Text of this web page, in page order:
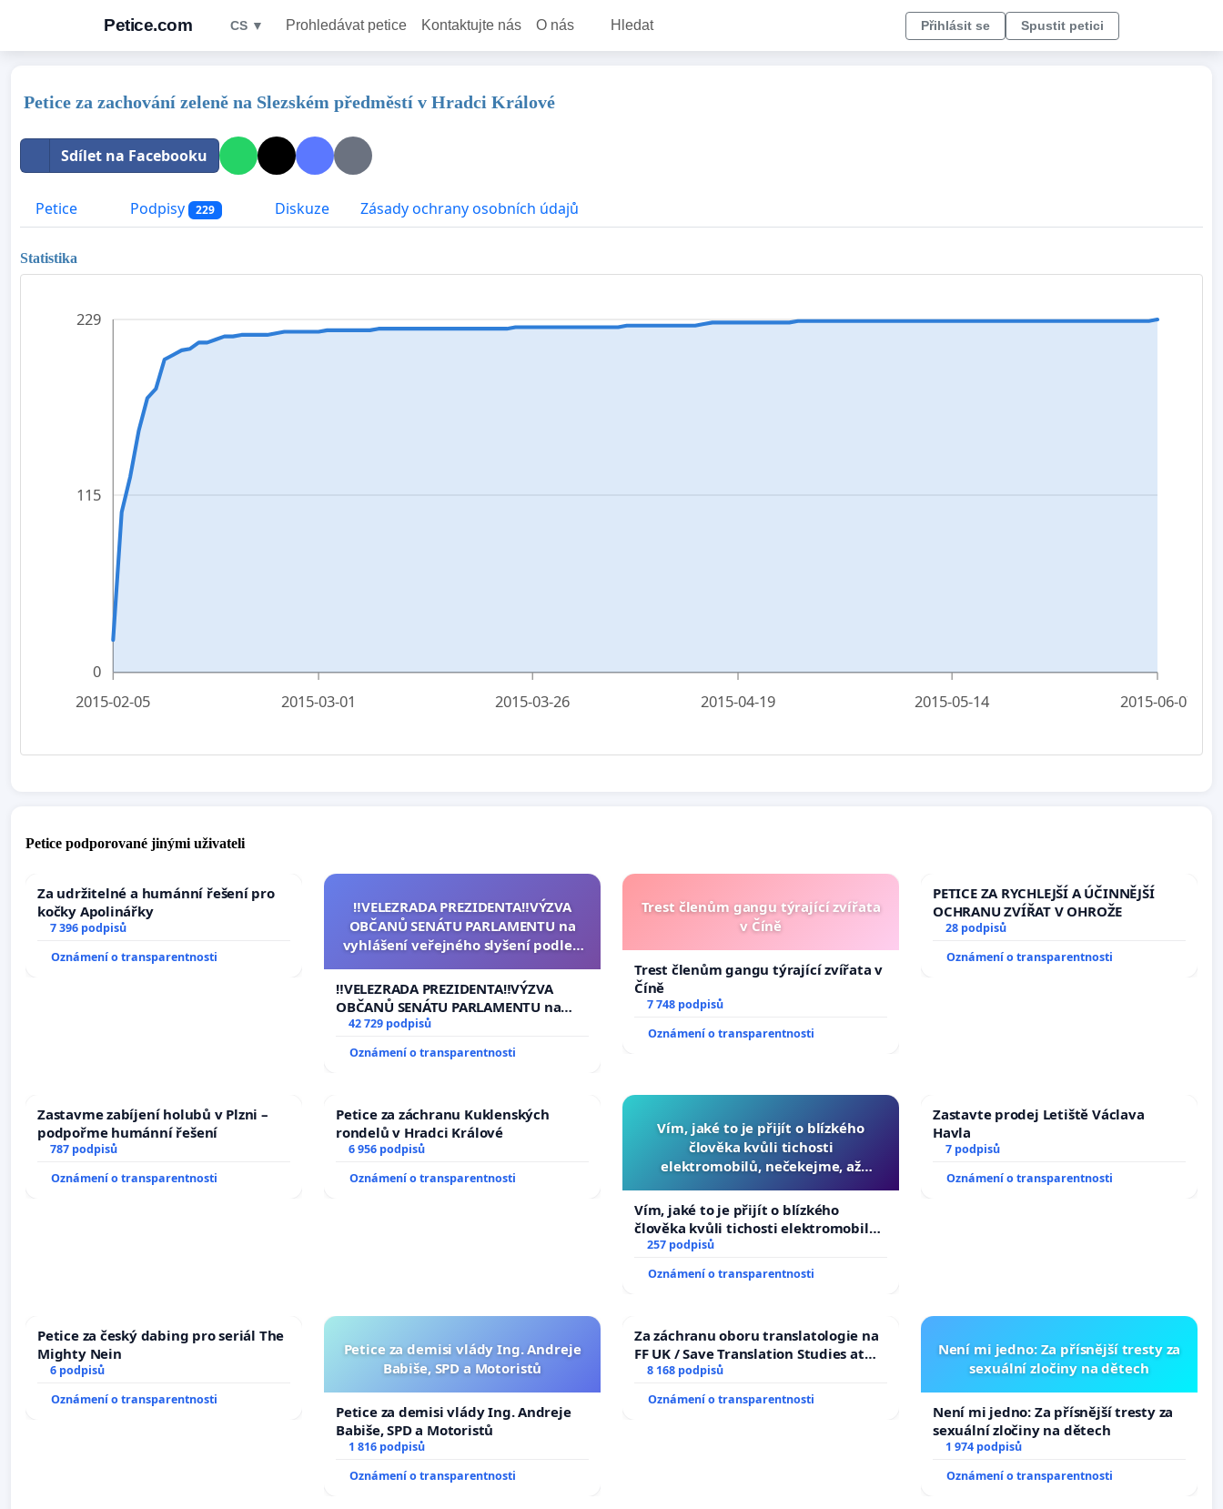
Petice.com CS ▼ Prohledávat petice Kontaktujte nás O nás Hledat Přihlásit se Spustit petici
Petice za zachování zeleně na Slezském předměstí v Hradci Králové
Sdílet na Facebooku
Petice Podpisy 229 Diskuze Zásady ochrany osobních údajů
Statistika
0
115
229
2015-02-05 2015-03-01 2015-03-26 2015-04-19 2015-05-14 2015-06-07
Petice podporované jinými uživateli
Za udržitelné a humánní řešení pro
kočky Apolinářky
7 396 podpisů
Oznámení o transparentnosti
‼️VELEZRADA PREZIDENTA‼️VÝZVA
OBČANŮ SENÁTU PARLAMENTU na
vyhlášení veřejného slyšení podle §
na přijetí usnesení k podání ústavní
žaloby na prezidenta republiky
‼️VELEZRADA PREZIDENTA‼️VÝZVA
OBČANŮ SENÁTU PARLAMENTU na
vyhlášení veřejného slyšení podle §
144 jednacího řádu Senátu k návrhu
na přijetí usnesení k podání ústavní
42 729 podpisů
Oznámení o transparentnosti
Trest členům gangu týrající zvířata
v Číně
Trest členům gangu týrající zvířata v
Číně
7 748 podpisů
Oznámení o transparentnosti
PETICE ZA RYCHLEJŠÍ A ÚČINNĚJŠÍ
OCHRANU ZVÍŘAT V OHROŽE
28 podpisů
Oznámení o transparentnosti
Zastavme zabíjení holubů v Plzni –
podpořme humánní řešení
787 podpisů
Oznámení o transparentnosti
Petice za záchranu Kuklenských
rondelů v Hradci Králové
6 956 podpisů
Oznámení o transparentnosti
Vím, jaké to je přijít o blízkého
člověka kvůli tichosti
elektromobilů, nečekejme, až
auta!
Vím, jaké to je přijít o blízkého
člověka kvůli tichosti elektromobilů,
nečekejme, až přibydou další,
zaveďme slyšitelná auta!
257 podpisů
Oznámení o transparentnosti
Zastavte prodej Letiště Václava
Havla
7 podpisů
Oznámení o transparentnosti
Petice za český dabing pro seriál The
Mighty Nein
6 podpisů
Oznámení o transparentnosti
Petice za demisi vlády Ing. Andreje
Babiše, SPD a Motoristů
Petice za demisi vlády Ing. Andreje
Babiše, SPD a Motoristů
1 816 podpisů
Oznámení o transparentnosti
Za záchranu oboru translatologie na
FF UK / Save Translation Studies at
the Faculty of Arts, Charles
University
8 168 podpisů
Oznámení o transparentnosti
Není mi jedno: Za přísnější tresty za
sexuální zločiny na dětech
Není mi jedno: Za přísnější tresty za
sexuální zločiny na dětech
1 974 podpisů
Oznámení o transparentnosti